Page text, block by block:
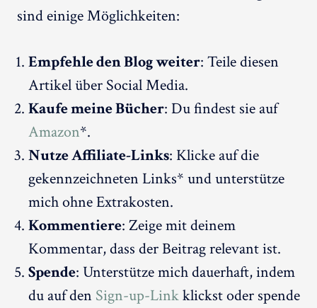
sind einige Möglichkeiten:
Empfehle den Blog weiter: Teile diesen
Artikel über Social Media.
Kaufe meine Bücher: Du findest sie auf
Amazon*.
Nutze Affiliate-Links: Klicke auf die
gekennzeichneten Links* und unterstütze
mich ohne Extrakosten.
Kommentiere: Zeige mit deinem
Kommentar, dass der Beitrag relevant ist.
Spende: Unterstütze mich dauerhaft, indem
du auf den Sign-up-Linkklickst oder spende